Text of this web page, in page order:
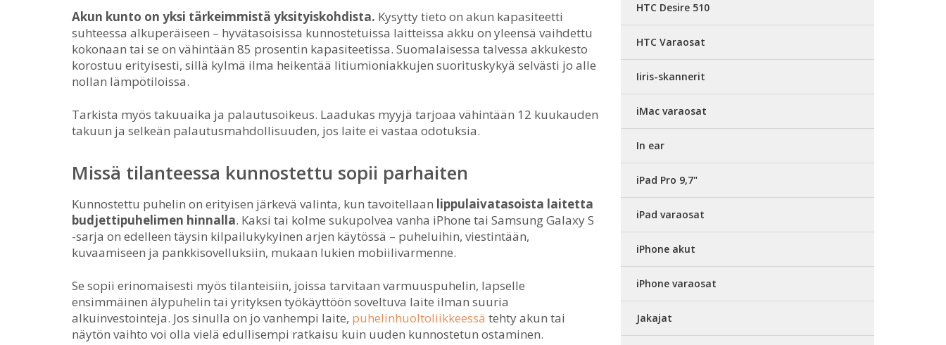
Akun kunto on yksi tärkeimmistä yksityiskohdista. Kysytty tieto on akun kapasiteetti
suhteessa alkuperäiseen – hyvätasoisissa kunnostetuissa laitteissa akku on yleensä vaihdettu
kokonaan tai se on vähintään 85 prosentin kapasiteetissa. Suomalaisessa talvessa akkukesto
korostuu erityisesti, sillä kylmä ilma heikentää litiumioniakkujen suorituskykyä selvästi jo alle
nollan lämpötiloissa.
Tarkista myös takuuaika ja palautusoikeus. Laadukas myyjä tarjoaa vähintään 12 kuukauden
takuun ja selkeän palautusmahdollisuuden, jos laite ei vastaa odotuksia.
Missä tilanteessa kunnostettu sopii parhaiten
Kunnostettu puhelin on erityisen järkevä valinta, kun tavoitellaan lippulaivatasoista laitetta
budjettipuhelimen hinnalla. Kaksi tai kolme sukupolvea vanha iPhone tai Samsung Galaxy S
-sarja on edelleen täysin kilpailukykyinen arjen käytössä – puheluihin, viestintään,
kuvaamiseen ja pankkisovelluksiin, mukaan lukien mobiilivarmenne.
Se sopii erinomaisesti myös tilanteisiin, joissa tarvitaan varmuuspuhelin, lapselle
ensimmäinen älypuhelin tai yrityksen työkäyttöön soveltuva laite ilman suuria
alkuinvestointeja. Jos sinulla on jo vanhempi laite, puhelinhuoltoliikkeessä tehty akun tai
näytön vaihto voi olla vielä edullisempi ratkaisu kuin uuden kunnostetun ostaminen.
HTC Desire 510
HTC Varaosat
Iiris-skannerit
iMac varaosat
In ear
iPad Pro 9,7"
iPad varaosat
iPhone akut
iPhone varaosat
Jakajat